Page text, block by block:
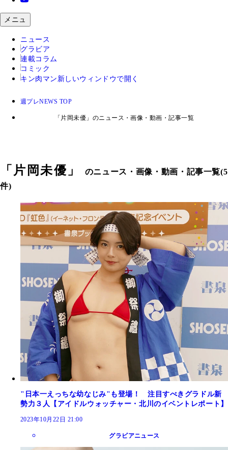
メニュ
ニュース
グラビア
連載コラム
コミック
キン肉マン 新しいウィンドウで開く
週プレNEWS TOP
「片岡未優」のニュース・画像・動画・記事一覧
「 片岡未優 」
のニュース・画像・動画・記事一覧(5
件)
"日本一えっちな幼なじみ"も登場！ 注目すべきグラドル新
勢力３人【アイドルウォッチャー・北川のイベントレポート】
2023年10月22日 21:00
グラビアニュース